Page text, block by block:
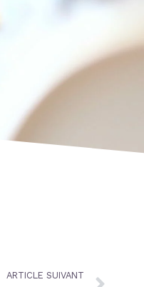
ARTICLE SUIVANT